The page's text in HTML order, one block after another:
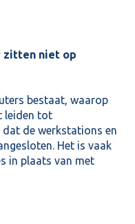
zitten niet op
bestaat, waarop
leiden tot
de werkstations en
Het is vaak
in plaats van met